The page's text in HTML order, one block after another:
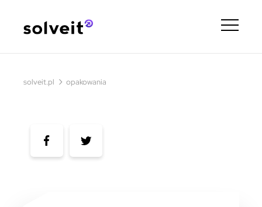
solveit.pl › opakowania